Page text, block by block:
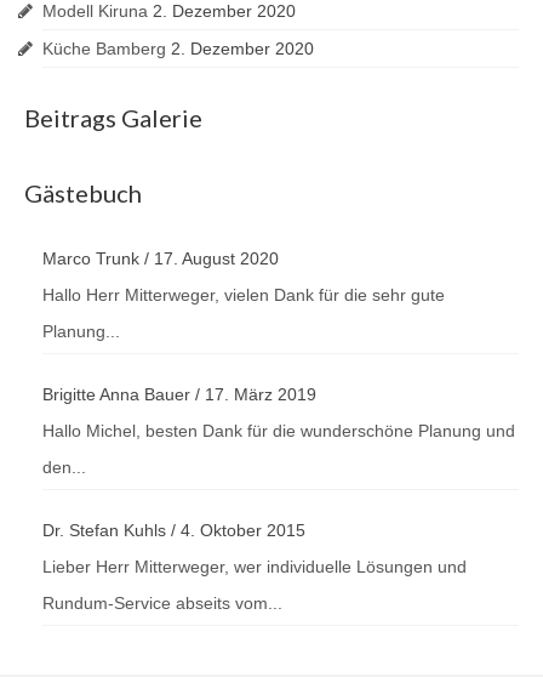
Modell Kiruna 2. Dezember 2020
Küche Bamberg 2. Dezember 2020
Beitrags Galerie
Gästebuch
Marco Trunk / 17. August 2020
Hallo Herr Mitterweger, vielen Dank für die sehr gute
Planung...
Brigitte Anna Bauer / 17. März 2019
Hallo Michel, besten Dank für die wunderschöne Planung und
den...
Dr. Stefan Kuhls / 4. Oktober 2015
Lieber Herr Mitterweger, wer individuelle Lösungen und
Rundum-Service abseits vom...